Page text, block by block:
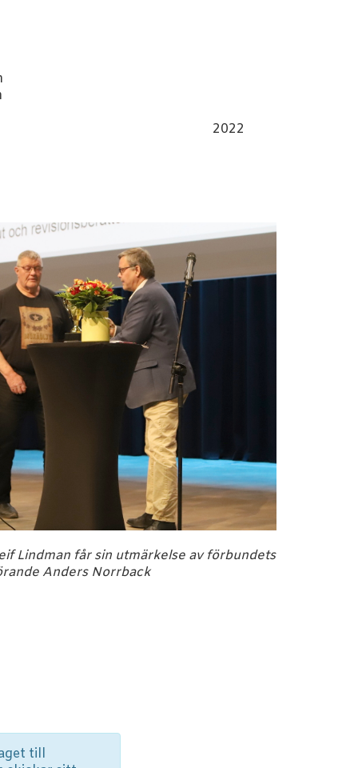
Lindman 2022
Lindman får sin utmärkelse av förbundets
Anders Norrback
till